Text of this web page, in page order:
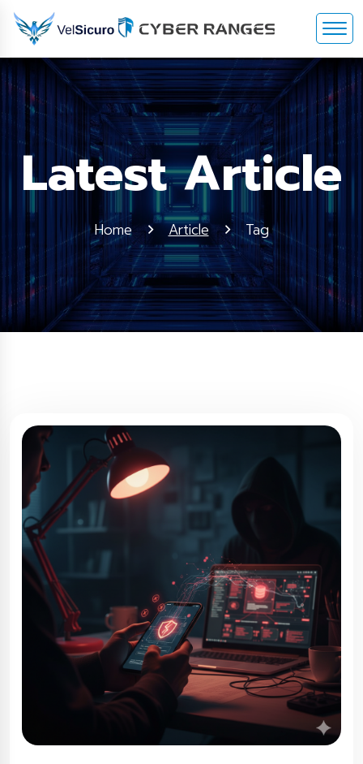
Latest Article
Home Article Tag